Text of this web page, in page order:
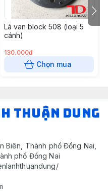
Lá van block 508 (loại 5
cánh)
130.000đ
Chọn mua
THUẬN DUNG
Biên, Thành phố Đồng Nai,
phố Đồng Nai